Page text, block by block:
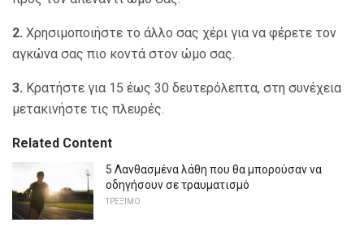
2. Χρησιμοποιήστε το άλλο σας χέρι για να φέρετε τον
αγκώνα σας πιο κοντά στον ώμο σας.
3. Κρατήστε για 15 έως 30 δευτερόλεπτα, στη συνέχεια
μετακινήστε τις πλευρές.
Related Content
5 Λανθασμένα λάθη που θα μπορούσαν να
οδηγήσουν σε τραυματισμό
ΤΡΈΞΙΜΟ